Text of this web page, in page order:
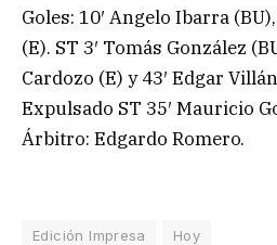
Goles: 10′ Angelo Ibarra
(E). ST 3′ Tomás González
Cardozo (E) y 43′ Edgar
Expulsado ST 35′ Mauricio
Árbitro: Edgardo Romero.
Edición Impresa Hoy